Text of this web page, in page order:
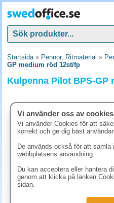
Startsida» Pennor, Ritmaterial »
GP medium röd 12st/fp
Kulpenna Pilot BPS-GP
Vi använder oss av cookies
Vi använder Cookies för att
korrekt och ge dig bäst
De används också för att
webbplatsens användning.
Du kan acceptera eller hantera
genom att klicka på länken
sidan.